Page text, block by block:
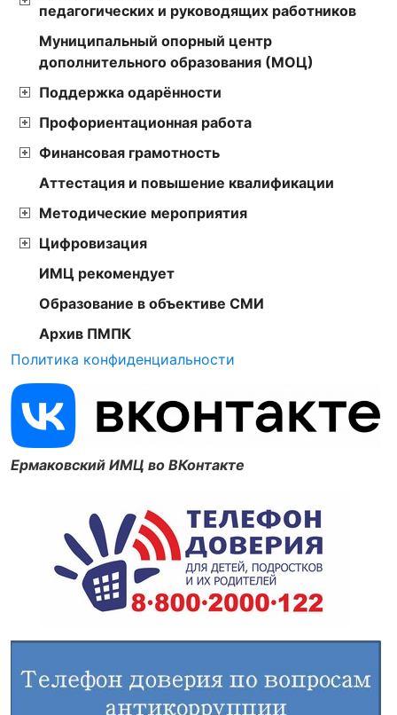
педагогических и руководящих работников
Муниципальный опорный центр
дополнительного образования (МОЦ)
Поддержка одарённости
Профориентационная работа
Финансовая грамотность
Аттестация и повышение квалификации
Методические мероприятия
Цифровизация
ИМЦ рекомендует
Образование в объективе СМИ
Архив ПМПК
Политика конфиденциальности
Ермаковский ИМЦ во ВКонтакте